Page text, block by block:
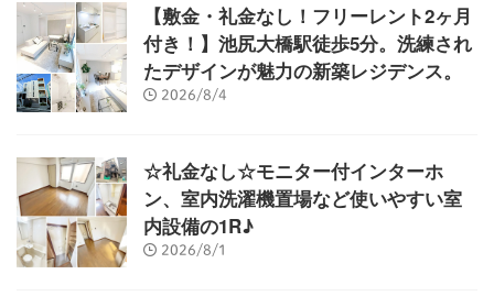
【敷金・礼金なし！フリーレント2ヶ月
付き！】池尻大橋駅徒歩5分。洗練され
たデザインが魅力の新築レジデンス。
2026/8/4
☆礼金なし☆モニター付インターホ
ン、室内洗濯機置場など使いやすい室
内設備の1R♪
2026/8/1